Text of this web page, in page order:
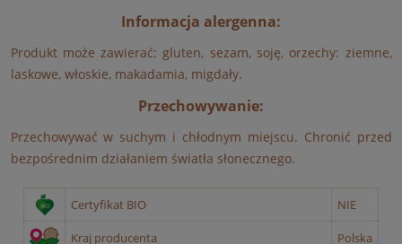
Informacja alergenna:
Produkt może zawierać: gluten, sezam, soję, orzechy: ziemne,
laskowe, włoskie, makadamia, migdały.
Przechowywanie:
Przechowywać w suchym i chłodnym miejscu. Chronić przed
bezpośrednim działaniem światła słonecznego.
Certyfikat BIO NIE
Kraj producenta Polska